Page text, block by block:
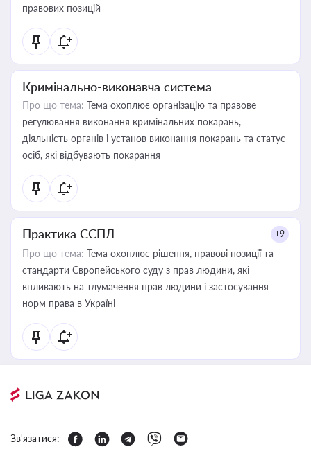
правових позицій
Кримінально-виконавча система
Про що тема: Тема охоплює організацію та правове
регулювання виконання кримінальних покарань,
діяльність органів і установ виконання покарань та статус
осіб, які відбувають покарання
Практика ЄСПЛ +9
Про що тема: Тема охоплює рішення, правові позиції та
стандарти Європейського суду з прав людини, які
впливають на тлумачення прав людини і застосування
норм права в Україні
Зв'язатися: